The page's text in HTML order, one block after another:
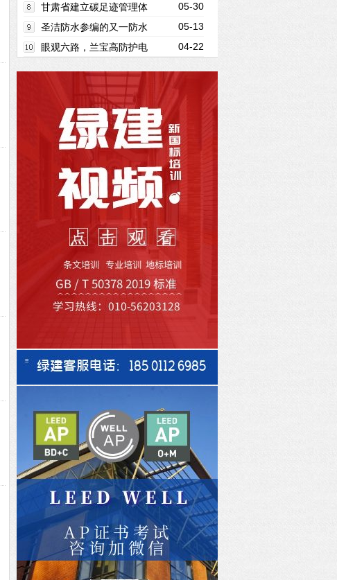
未来
标准立项启动仪式在河北召开
05-30
甘肃省建立碳足迹管理体
系工作方案
05-13
圣洁防水参编的又一防水
标准正式发布！
04-22
眼观六路，兰宝高防护电